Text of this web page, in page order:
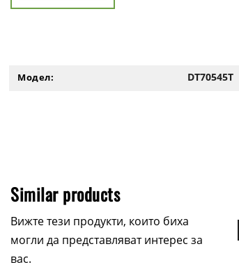
Модел: DT70545T
Similar products
Вижте тези продукти, които биха
могли да представляват интерес за
вас.